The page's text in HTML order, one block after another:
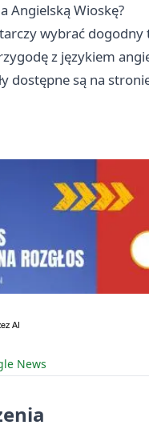
Angielską Wioskę?
wybrać
z językiem
dostępne są na
News